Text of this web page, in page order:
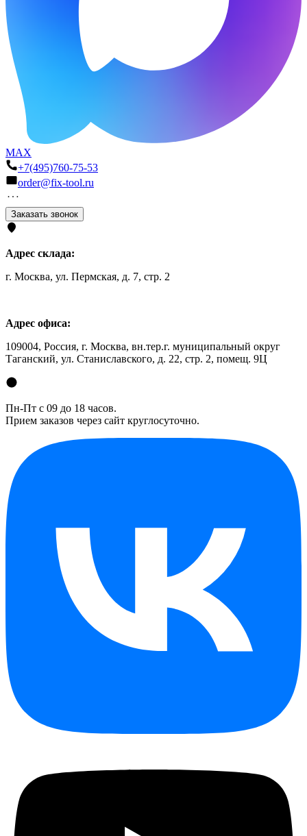
MAX
+7(495)760-75-53
order@fix-tool.ru
Заказать звонок
Адрес склада:
г. Москва, ул. Пермская, д. 7, стр. 2
Адрес офиса:
109004, Россия, г. Москва, вн.тер.г. муниципальный округ
Таганский, ул. Станиславского, д. 22, стр. 2, помещ. 9Ц
Пн-Пт с 09 до 18 часов.
Прием заказов через сайт круглосуточно.